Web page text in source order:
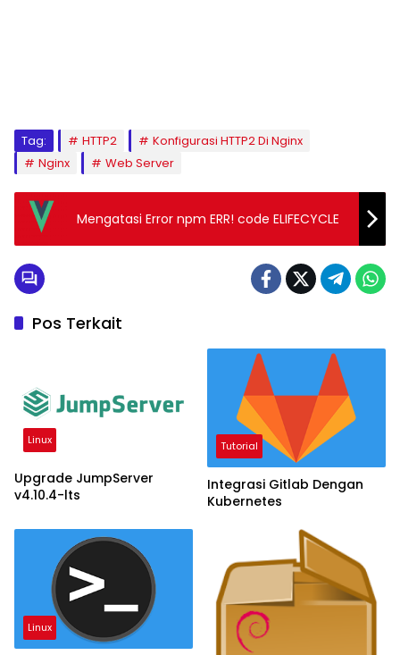
Tag: HTTP2
Konfigurasi HTTP2 Di Nginx
Nginx
Web Server
Mengatasi Error npm ERR! code ELIFECYCLE
Pos Terkait
Linux
Upgrade JumpServer
v4.10.4-lts
Tutorial
Integrasi Gitlab Dengan
Kubernetes
Linux